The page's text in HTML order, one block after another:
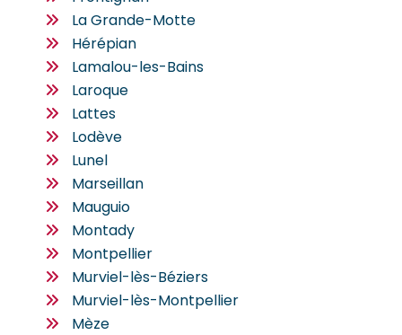
La Grande-Motte
Hérépian
Lamalou-les-Bains
Laroque
Lattes
Lodève
Lunel
Marseillan
Mauguio
Montady
Montpellier
Murviel-lès-Béziers
Murviel-lès-Montpellier
Mèze